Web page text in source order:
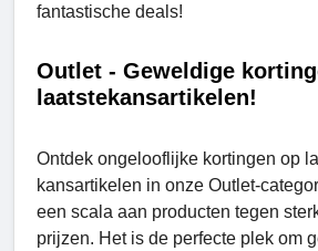
fantastische deals!
Outlet - Geweldige
laatstekansartikelen!
Ontdek ongelooflijke kortingen op
kansartikelen in onze Outlet-
een scala aan producten tegen
prijzen. Het is de perfecte plek om